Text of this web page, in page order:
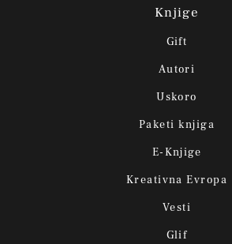
Knjige
Gift
Autori
Uskoro
Paketi knjiga
E-Knjige
Kreativna Evropa
Vesti
Glif